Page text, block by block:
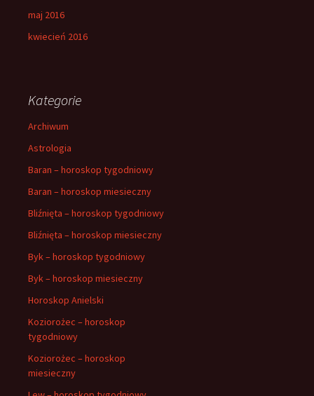
maj 2016
kwiecień 2016
Kategorie
Archiwum
Astrologia
Baran – horoskop tygodniowy
Baran – horoskop miesieczny
Bliźnięta – horoskop tygodniowy
Bliźnięta – horoskop miesieczny
Byk – horoskop tygodniowy
Byk – horoskop miesieczny
Horoskop Anielski
Koziorożec – horoskop
tygodniowy
Koziorożec – horoskop
miesieczny